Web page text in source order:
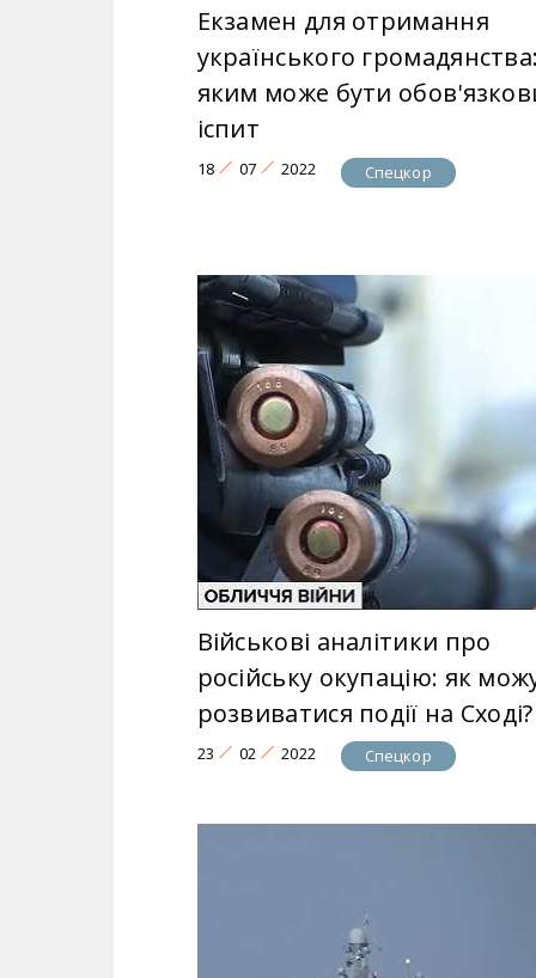
Екзамен для отримання
українського громадянства:
яким може бути
іспит
18 07 2022 Спецкор
Військові аналітики про
російську окупацію: як
розвиватися події на Сході?
23 02 2022 Спецкор